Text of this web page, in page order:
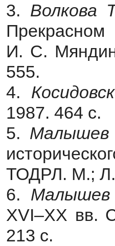
3. Волкова
И. С.
555.
4.
1987. 464 с.
5.
ТОДРЛ. М.;
6.
XVI–XX вв.
213 с.